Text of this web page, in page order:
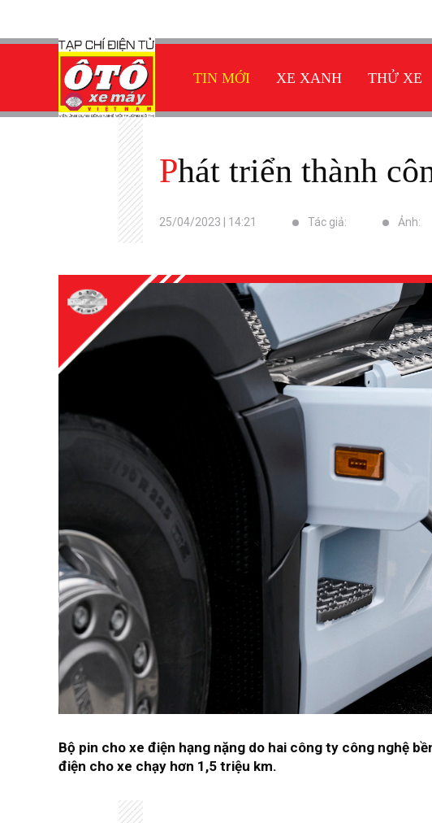
TIN MỚI XE XANH THỬ XE
Phát triển thành
25/04/2023 | 14:21 Tác giả: Ảnh:
Bộ pin cho xe điện hạng nặng do hai công ty công nghệ
điện cho xe chạy hơn 1,5 triệu km.